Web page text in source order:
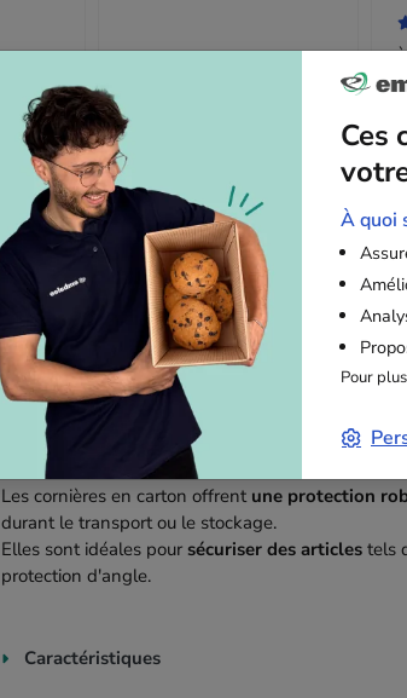
Quels sont les points forts des
Protection
Les cornières en carton offrent une protection
durant le transport ou le stockage.
Elles sont idéales pour sécuriser des articles tels
protection d'angle.
Caractéristiques
Ces
À quoi
Pour